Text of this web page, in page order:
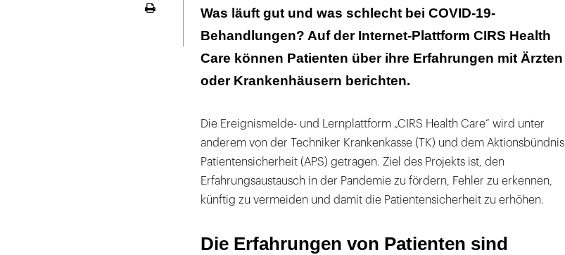
Die Erfahrungen von Patienten sind unverzichtbare Infos
Was läuft gut und was schlecht bei COVID-19-
Behandlungen? Auf der Internet-Plattform CIRS Health
Care können Patienten über ihre Erfahrungen mit Ärzten
oder Krankenhäusern berichten.
Die Ereignismelde- und Lernplattform „CIRS Health Care“ wird unter
anderem von der Techniker Krankenkasse (TK) und dem Aktionsbündnis
Patientensicherheit (APS) getragen. Ziel des Projekts ist, den
Erfahrungsaustausch in der Pandemie zu fördern, Fehler zu erkennen,
künftig zu vermeiden und damit die Patientensicherheit zu erhöhen.
Die Erfahrungen von Patienten sind